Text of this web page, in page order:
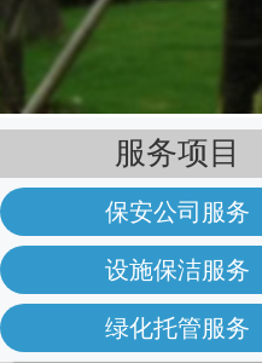
服务项目
保安公司服务
设施保洁服务
绿化托管服务